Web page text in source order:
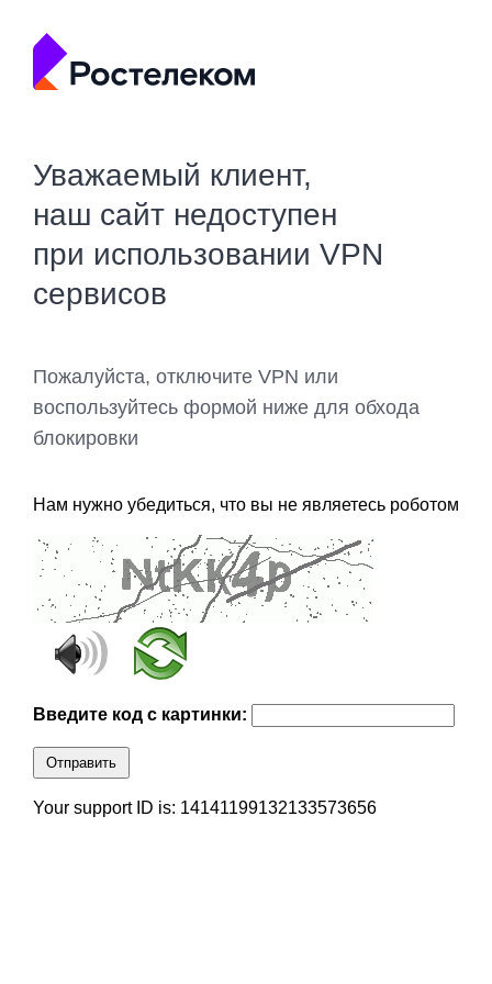
Уважаемый клиент,
наш сайт недоступен
при использовании VPN
сервисов
Пожалуйста, отключите VPN или
воспользуйтесь формой ниже для обхода
блокировки
Нам нужно убедиться, что вы не являетесь роботом
Введите код с картинки:
Отправить
Your support ID is: 14141199132133573656